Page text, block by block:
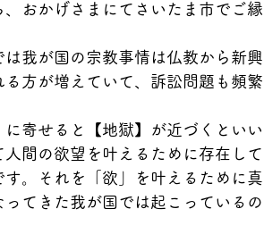
、おかげさまにてさいたま市でご
は我が国の宗教事情は仏教から新
る方が増えていて、訴訟問題も頻
に寄せると【地獄】が近づくといい
人間の欲望を叶えるために存在し
す。それを「欲」を叶えるために
ってきた我が国では起こっている